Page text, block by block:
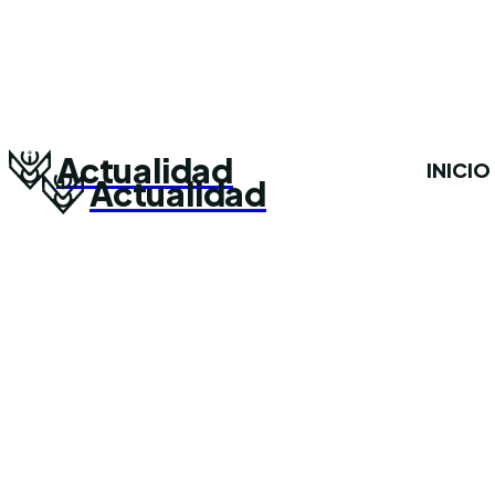
Actualidad INICIO
Actualidad